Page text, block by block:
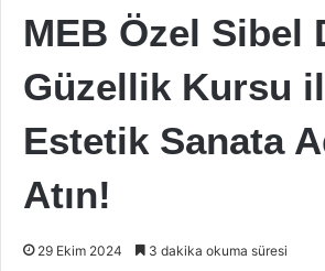
MEB Özel Sibel
Güzellik Kursu
Estetik Sanata
Atın!
29 Ekim 2024 3 dakika okuma süresi